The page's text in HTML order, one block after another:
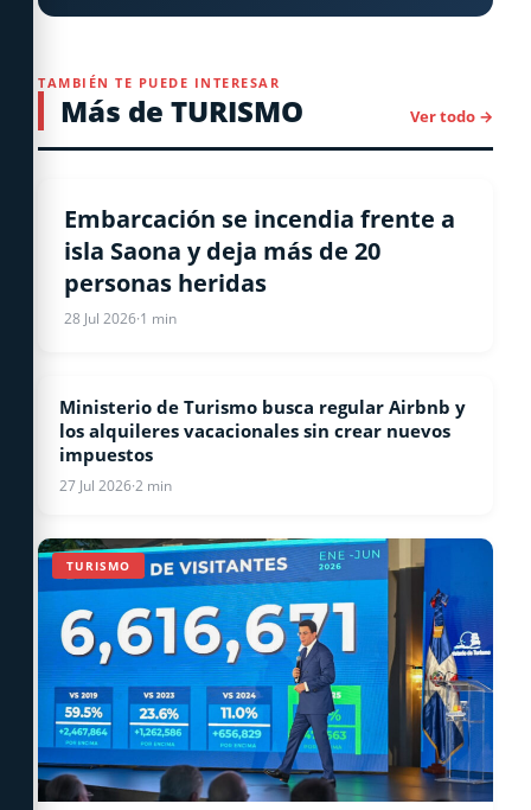
TAMBIÉN TE PUEDE INTERESAR
Más de TURISMO Ver todo →
BAYAHIBE
Embarcación se incendia frente a
isla Saona y deja más de 20
personas heridas
28 Jul 2026·1 min
TURISMO
Ministerio de Turismo busca regular Airbnb y
los alquileres vacacionales sin crear nuevos
impuestos
27 Jul 2026·2 min
TURISMO